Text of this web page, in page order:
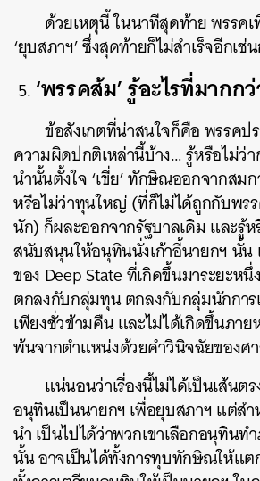
ด้วยเหตุนี้ ในนาทีสุดท้าย พรรค
‘ยุบสภาฯ’ ซึ่งสุดท้ายก็ไม่สำเร็จอีกเช่
‘พรรคส้ม’ รู้อะไรที่มากกว่
ข้อสังเกตที่น่าสนใจก็คือ พรรคป
ความผิดปกติเหล่านี้บ้าง… รู้หรือไม่ว่
นำนั้นตั้งใจ ‘เขี่ย’ ทักษิณออกจากสมก
หรือไม่ว่าทุนใหญ่ (ที่ก็ไม่ได้ถูกกับพรร
นัก) ก็ผละออกจากรัฐบาลเดิม และรู้ห
สนับสนุนให้อนุทินนั่งเก้าอี้นายกฯ นั้น
ของ Deep State ที่เกิดขึ้นมาระยะห
ตกลงกับกลุ่มทุน ตกลงกับกลุ่มนักการ
เพียงชั่วข้ามคืน และไม่ได้เกิดขึ้นภา
พ้นจากตำแหน่งด้วยคำวินิจฉัยของศ
แน่นอนว่าเรื่องนี้ไม่ได้เป็นเส้นตร
อนุทินเป็นนายกฯ​ เพื่อยุบสภาฯ แต่ส
นำ เป็นไปได้ว่าพวกเขาเลือกอนุทิน
นั้น อาจเป็นได้ทั้งการทุบทักษิณให้แต